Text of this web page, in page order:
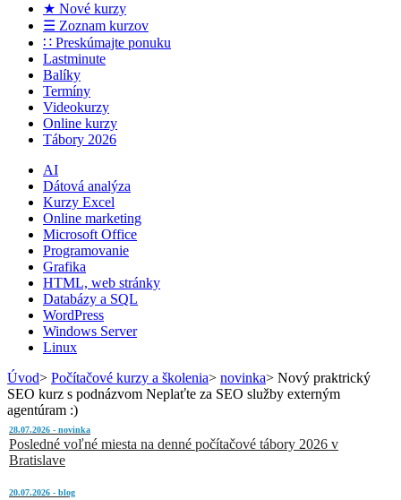
★ Nové kurzy
☰ Zoznam kurzov
∷ Preskúmajte ponuku
Lastminute
Balíky
Termíny
Videokurzy
Online kurzy
Tábory 2026
AI
Dátová analýza
Kurzy Excel
Online marketing
Microsoft Office
Programovanie
Grafika
HTML, web stránky
Databázy a SQL
WordPress
Windows Server
Linux
Úvod> Počítačové kurzy a školenia> novinka> Nový praktrický
SEO kurz s podnázvom Neplaťte za SEO služby externým
agentúram :)
28.07.2026 - novinka
Posledné voľné miesta na denné počítačové tábory 2026 v
Bratislave
20.07.2026 - blog